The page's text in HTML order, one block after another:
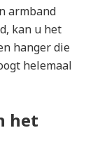
armband
kan u het
hanger die
helemaal
het